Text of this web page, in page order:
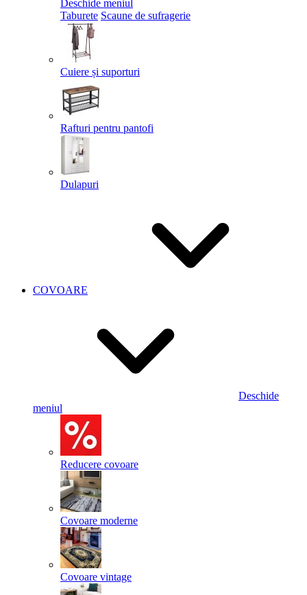
Deschide meniul
Taburete Scaune de sufragerie
Cuiere și suporturi
Rafturi pentru pantofi
Dulapuri
COVOARE
Deschide
meniul
Reducere covoare
Covoare moderne
Covoare vintage